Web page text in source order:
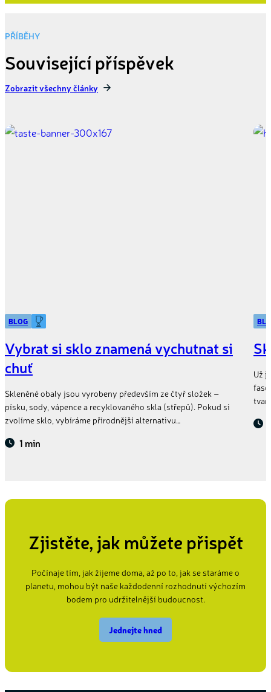
PŘÍBĚHY
Související příspěvek
Zobrazit všechny články
BLOG
Vybrat si sklo znamená vychutnat si
chuť
Skleněné obaly jsou vyrobeny především ze čtyř složek –
písku, sody, vápence a recyklovaného skla (střepů). Pokud si
zvolíme sklo, vybíráme přírodnější alternativu…
1 min
Už
Zjistěte, jak můžete přispět
Počínaje tím, jak žijeme doma, až po to, jak se staráme o
planetu, mohou být naše každodenní rozhodnutí výchozím
bodem pro udržitelnější budoucnost.
Jednejte hned